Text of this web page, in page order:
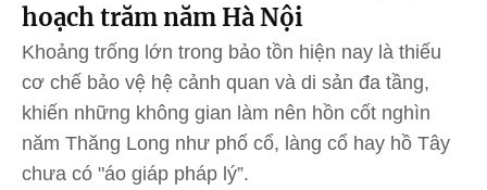
hoạch trăm năm Hà Nội
Khoảng trống lớn trong bảo tồn hiện nay là thiếu
cơ chế bảo vệ hệ cảnh quan và di sản đa tầng,
khiến những không gian làm nên hồn cốt nghìn
năm Thăng Long như phố cổ, làng cổ hay hồ Tây
chưa có "áo giáp pháp lý”.